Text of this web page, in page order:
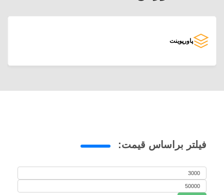
پاورپوینت
فیلتر براساس قیمت: